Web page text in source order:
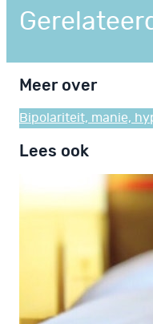
Meer over
Bipolariteit, manie,
Lees ook